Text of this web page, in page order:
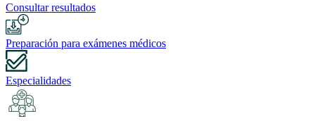
Consultar resultados
Preparación para exámenes médicos
Especialidades